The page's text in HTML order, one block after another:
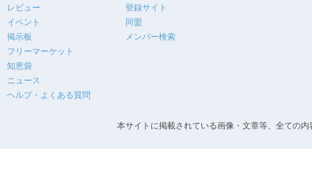
レビュー
イベント
掲示板
フリーマーケット
知恵袋
ニュース
ヘルプ・よくある質問
登録サイト
同盟
メンバー検索
本サイトに掲載されている画像・文章等、全ての